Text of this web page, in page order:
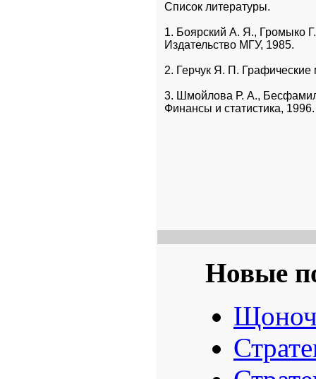
Список литературы.
1. Боярский А. Я., Громыко
Издательство МГУ, 1985.
2. Герчук Я. П. Графические
3. Шмойлова Р. А.,
Финансы и статистика, 1996.
Новые